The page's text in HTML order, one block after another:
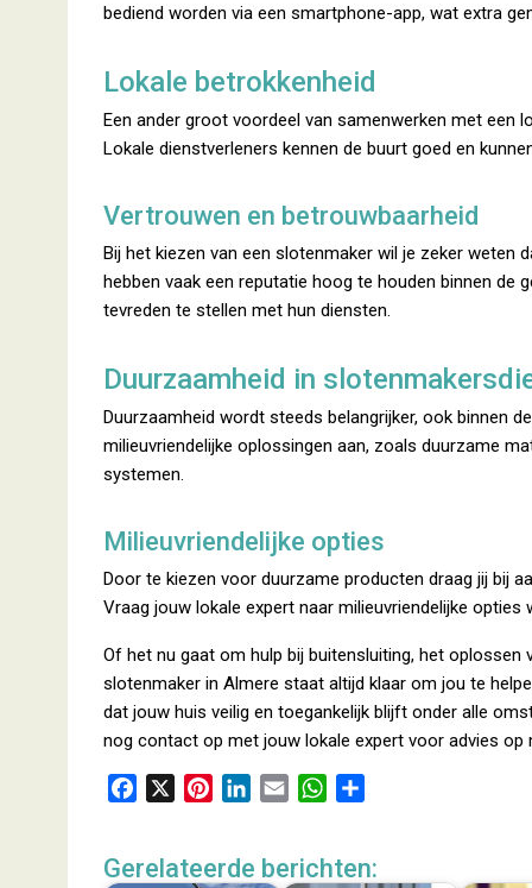
bediend worden via een smartphone-app, wat extra
Lokale betrokkenheid
Een ander groot voordeel van samenwerken met een
Lokale dienstverleners kennen de buurt goed en
Vertrouwen en betrouwbaarheid
Bij het kiezen van een slotenmaker wil je zeker weten
hebben vaak een reputatie hoog te houden binnen de
tevreden te stellen met hun diensten.
Duurzaamheid in
Duurzaamheid wordt steeds belangrijker, ook binnen
milieuvriendelijke oplossingen aan, zoals duurzame
systemen.
Milieuvriendelijke opties
Door te kiezen voor duurzame producten draag jij bij
Vraag jouw lokale expert naar milieuvriendelijke
Of het nu gaat om hulp bij buitensluiting, het
slotenmaker in Almere staat altijd klaar om jou te
dat jouw huis veilig en toegankelijk blijft onder alle
nog contact op met jouw lokale expert voor advies op
e
t
k
i
W
t
e
Gerelateerde berichten: